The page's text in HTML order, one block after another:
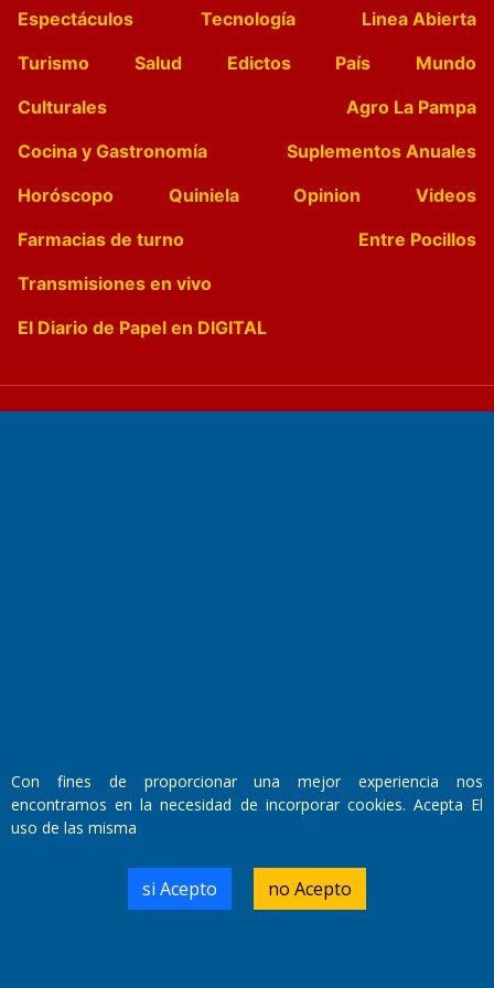
Espectáculos
Tecnología
Linea Abierta
Turismo
Salud Edictos País
Mundo
Culturales
Agro La Pampa
Cocina y Gastronomía
Suplementos Anuales
Horóscopo
Quiniela Opinion
Videos
Farmacias de turno
Entre Pocillos
Transmisiones en vivo
El Diario de Papel en DIGITAL
Domicilio Legal: José Ingenieros 855,
Número de Registro DNDA:
RL-2019-55551274-APN-DNDA#MJ
Con fines de proporcionar una mejor experiencia nos
encontramos en la necesidad de incorporar cookies. Acepta El
uso de las misma
si Acepto no Acepto